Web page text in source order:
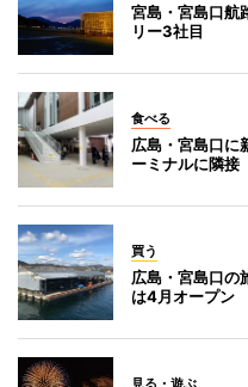
宮島・宮島口航
リー3社目
食べる
広島・宮島口に
ーミナルに隣接
買う
広島・宮島口の
は4月オープン
見る・遊ぶ